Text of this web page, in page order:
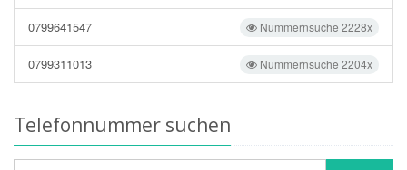
Nummernsuche 2228x
0799641547
Nummernsuche 2204x
0799311013
Telefonnummer suchen